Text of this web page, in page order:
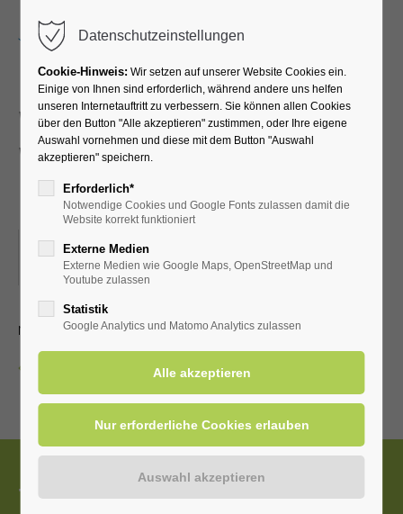
Walking und Nordic-
Walking für
Fortgeschrittene
14.06.2025, 09:00
ORT: EINGANG KURPARK (FAHRRADSTÄNDER)
mit dem LTV Aktiv Bad Westernkotten
Tourist-Information
Datenschutzeinstellungen
Cookie-Hinweis: Wir setzen auf unserer Website Cookies ein.
Einige von Ihnen sind erforderlich, während andere uns helfen
unseren Internetauftritt zu verbessern. Sie können allen Cookies
über den Button "Alle akzeptieren" zustimmen, oder Ihre eigene
Auswahl vornehmen und diese mit dem Button "Auswahl
akzeptieren" speichern.
Erforderlich*
Notwendige Cookies und Google Fonts zulassen damit die
Website korrekt funktioniert
Externe Medien
Externe Medien wie Google Maps, OpenStreetMap und
Youtube zulassen
Statistik
Google Analytics und Matomo Analytics zulassen